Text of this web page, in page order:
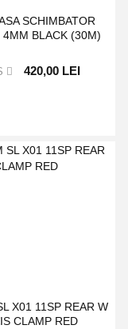
SCHIMBATOR
4MM BLACK (30M)
420,00 LEI
X01 11SP REAR W
CLAMP RED